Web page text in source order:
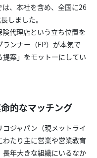
、本社を含め、全国に26
しました。
代理店という立ち位置を
ンナー（FP）が本気で
案」をモットーにしてい
的なマッチング
ジャパン（現メットライ
わたり主に営業や営業教育
年大きな組織にいるなか